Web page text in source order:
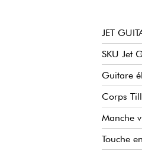
JET
SKU Jet
Guitare
Corps
Manche
Touche